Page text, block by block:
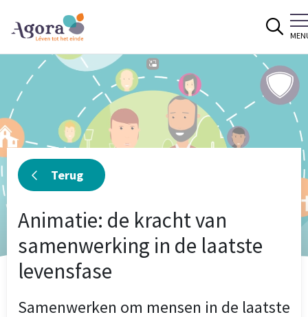
Terug
Animatie: de kracht van
samenwerking in de laatste
levensfase
Samenwerken om mensen in de laatste